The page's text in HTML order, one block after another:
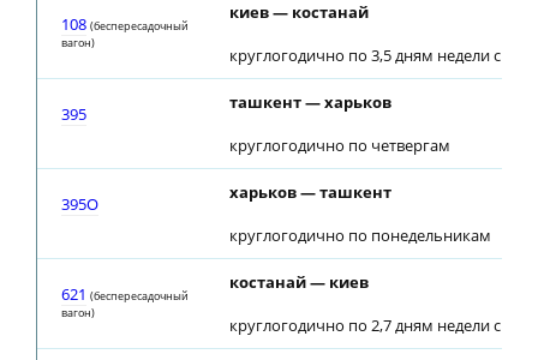
108 (беспересадочный
вагон)
киев — костанай
круглогодично по 3,5 дням недели с
395
ташкент — харьков
круглогодично по четвергам
395О
харьков — ташкент
круглогодично по понедельникам
621 (беспересадочный
вагон)
костанай — киев
круглогодично по 2,7 дням недели с